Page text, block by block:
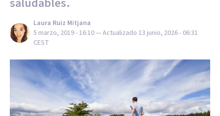
Laura Ruiz Mitjana
5 marzo, 2019 - 16:10— Actualizado 13 junio, 2026 - 06:31
CEST